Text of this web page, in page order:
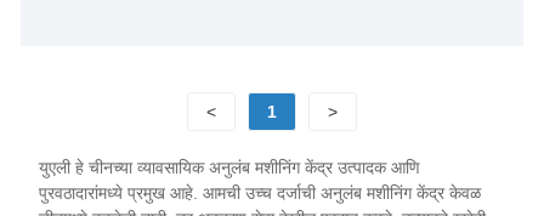
< 1 >
युएली हे चीनच्या व्यावसायिक अनुलंब मशीनिंग केंद्र उत्पादक आणि
पुरवठादारांमध्ये प्रमुख आहे. आमची उच्च दर्जाची अनुलंब मशीनिंग केंद्र केवळ